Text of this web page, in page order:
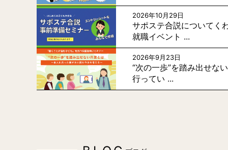
2026年10月29日
サポステ合説についてく
就職イベント ...
2026年9月23日
“次の一歩”を踏み出せな
行ってい ...